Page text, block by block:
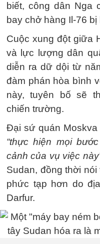
biết, công dân Nga
bay chở hàng Il-76
Cuộc xung đột giữa
và lực lượng dân
diễn ra dữ dội từ
đàm phán hòa bình
này, tuyên bố sẽ
chiến trường.
Đại sứ quán Moskva
“thực hiện mọi
cảnh của vụ việc
Sudan, đồng thời
phức tạp hơn do
Darfur.